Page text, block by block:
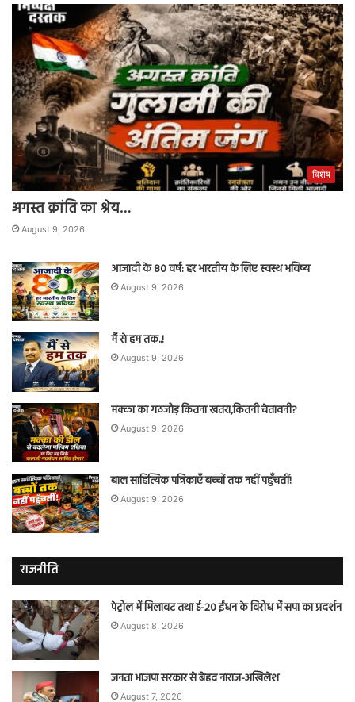
विशेष
अगस्त क्रांति का श्रेय…
August 9, 2026
आजादी के 80 वर्ष: हर भारतीय के लिए स्वस्थ भविष्य
August 9, 2026
मैं से हम तक..!
August 9, 2026
मक्का का गठजोड़ कितना खतरा,कितनी चेतावनी?
August 9, 2026
बाल साहित्यिक पत्रिकाएँ बच्चों तक नहीं पहुँचतीं!
August 9, 2026
राजनीति
पेट्रोल में मिलावट तथा ई-20 ईंधन के विरोध में सपा का प्रदर्शन
August 8, 2026
जनता भाजपा सरकार से बेहद नाराज-अखिलेश
August 7, 2026